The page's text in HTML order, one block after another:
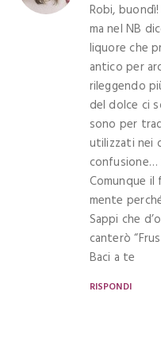
Robi,
ma nel NB
liquore che
antico per
rileggendo
del dolce ci
sono per
utilizzati nei
confusione…
Comunque
mente
Sappi che
canterò
Baci a te
RISPONDI